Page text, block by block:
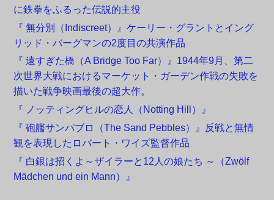
に鉄拳をふるった伝説的主役
『 無分別（Indiscreet）』ケーリー・グラントとイング
リッド・バーグマンの2度目の共演作品
『 遠すぎた橋（A Bridge Too Far）』1944年9月、第二
次世界大戦におけるマーケット・ガーデン作戦の失敗を
描いた戦争映画最後の超大作。
『 ノッティングヒルの恋人（Notting Hill）』
『 砲艦サンパブロ（The Sand Pebbles）』反戦と無情
観を表現したロバート・ワイズ監督作品
『 白銀は招くよ～ザイラーと12人の娘たち ～（Zwölf
Mädchen und ein Mann）』